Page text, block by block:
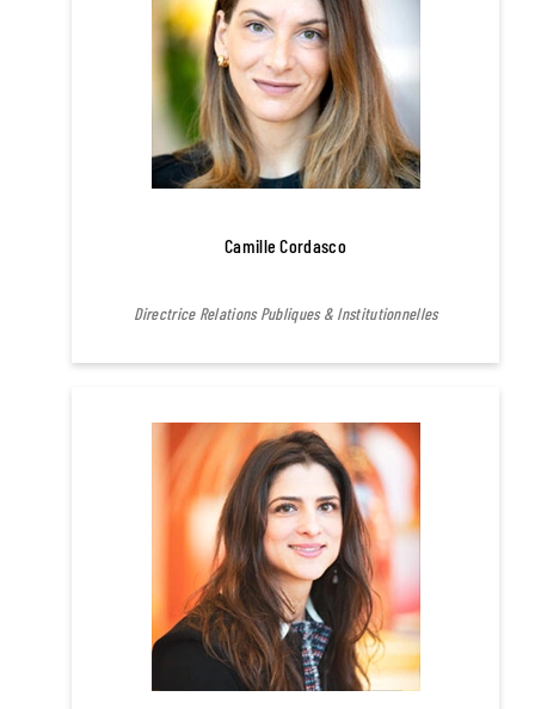
Camille Cordasco
Directrice Relations Publiques & Institutionnelles